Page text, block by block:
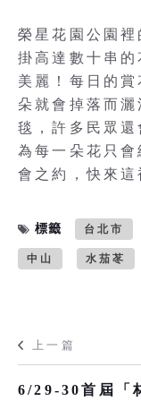
榮星花園公園
掛高達數十串
美麗！每日的
朵就會掉落而
毯，許多民眾
為每一朵花只
會之約，快來這
標籤 台北市
中山 水茄苳
上一篇
6/29-30首屆「